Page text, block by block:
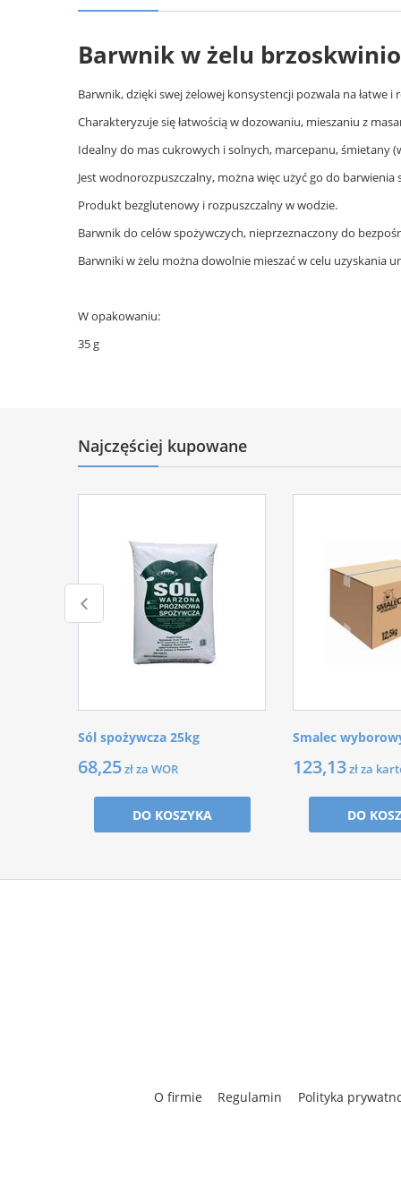
Barwnik w żelu
Barwnik, dzięki swej żelowej konsystencji pozwala na łatwe
Charakteryzuje się łatwością w dozowaniu, mieszaniu z
Idealny do mas cukrowych i solnych, marcepanu, śmietany
Jest wodnorozpuszczalny, można więc użyć go do
Produkt bezglutenowy i rozpuszczalny w wodzie.
Barwnik do celów spożywczych, nieprzeznaczony do
Barwniki w żelu można dowolnie mieszać w celu uzyskania
W opakowaniu:
35 g
Najczęściej kupowane
Sól spożywcza 25kg
68,25zł za WOR
DO KOSZYKA
Smalec
123,13zł za
DO
O firmie Regulamin Polityka